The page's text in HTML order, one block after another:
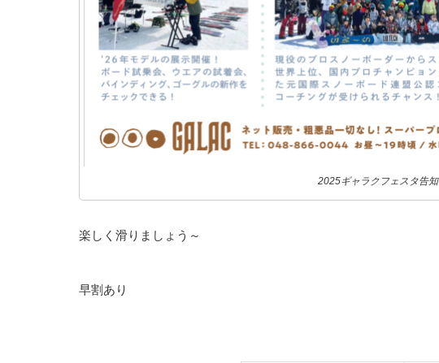
2025ギャラクフェスタ告知
楽しく滑りましょう～
早割あり